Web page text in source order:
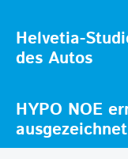
Helvetia-
des Autos
HYPO NOE
ausgezeichnet